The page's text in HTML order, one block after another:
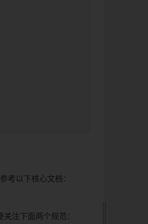
考以下核心文档：
关注下面两个规范：